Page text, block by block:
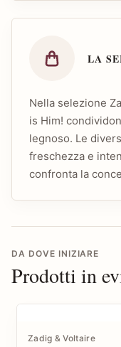
LA
Nella selezione
is Him!
legnoso. Le
freschezza e
confronta la
DA DOVE INIZIARE
Prodotti in
Zadig & Voltaire